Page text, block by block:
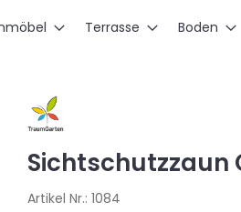
Terrasse Boden
Sichtschutzzaun
Artikel Nr.: 1084